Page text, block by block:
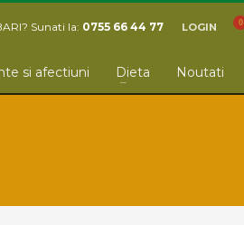
Sunati la: 0755 66 44 77 LOGIN
si afectiuni Dieta Noutati